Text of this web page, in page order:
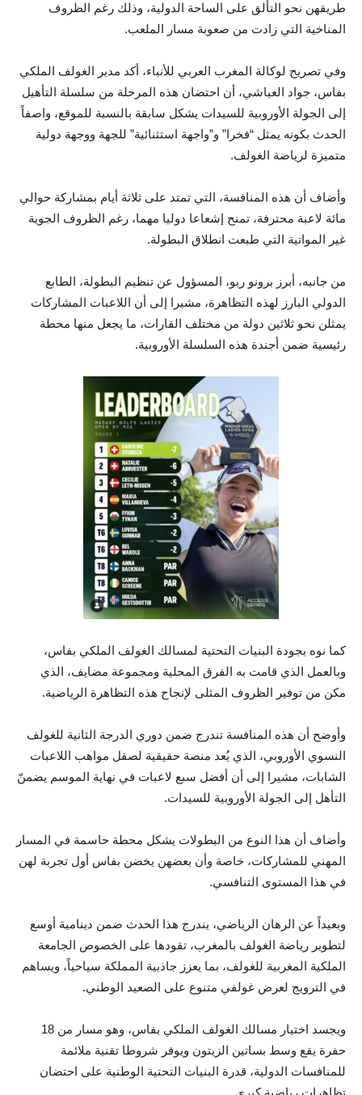
طريقهن نحو التألق على الساحة الدولية، وذلك رغم الظروف
المناخية التي زادت من صعوبة مسار الملعب.
وفي تصريح لوكالة المغرب العربي للأنباء، أكد مدير الغولف الملكي
بفاس، جواد العياشي، أن احتضان هذه المرحلة من سلسلة التأهيل
إلى الجولة الأوروبية للسيدات يشكل سابقة بالنسبة للموقع، واصفاً
الحدث بكونه يمثل “فخرا” و”واجهة استثنائية” للجهة ووجهة دولية
متميزة لرياضة الغولف.
وأضاف أن هذه المنافسة، التي تمتد على ثلاثة أيام بمشاركة حوالي
مائة لاعبة محترفة، تمنح إشعاعا دوليا مهما، رغم الظروف الجوية
غير المواتية التي طبعت انطلاق البطولة.
من جانبه، أبرز برونو ربو، المسؤول عن تنظيم البطولة، الطابع
الدولي البارز لهذه التظاهرة، مشيرا إلى أن اللاعبات المشاركات
يمثلن نحو ثلاثين دولة من مختلف القارات، ما يجعل منها محطة
رئيسية ضمن أجندة هذه السلسلة الأوروبية.
كما نوه بجودة البنيات التحتية لمسالك الغولف الملكي بفاس،
وبالعمل الذي قامت به الفرق المحلية ومجموعة مضايف، الذي
مكن من توفير الظروف المثلى لإنجاح هذه التظاهرة الرياضية.
وأوضح أن هذه المنافسة تندرج ضمن دوري الدرجة الثانية للغولف
النسوي الأوروبي، الذي يُعد منصة حقيقية لصقل مواهب اللاعبات
الشابات، مشيرا إلى أن أفضل سبع لاعبات في نهاية الموسم يضمنّ
التأهل إلى الجولة الأوروبية للسيدات.
وأضاف أن هذا النوع من البطولات يشكل محطة حاسمة في المسار
المهني للمشاركات، خاصة وأن بعضهن يخضن بفاس أول تجربة لهن
في هذا المستوى التنافسي.
وبعيداً عن الرهان الرياضي، يندرج هذا الحدث ضمن دينامية أوسع
لتطوير رياضة الغولف بالمغرب، تقودها على الخصوص الجامعة
الملكية المغربية للغولف، بما يعزز جاذبية المملكة سياحياً، ويساهم
في الترويج لعرض غولفي متنوع على الصعيد الوطني.
ويجسد اختيار مسالك الغولف الملكي بفاس، وهو مسار من 18
حفرة يقع وسط بساتين الزيتون ويوفر شروطا تقنية ملائمة
للمنافسات الدولية، قدرة البنيات التحتية الوطنية على احتضان
تظاهرات رياضية كبرى.